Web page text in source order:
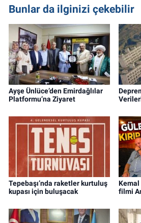
Bunlar da ilginizi çekebilir
Ayşe Ünlüce’den Emirdağlılar
Platformu’na Ziyaret
Tepebaşı’nda raketler kurtuluş
kupası için buluşacak
Kemal
filmi